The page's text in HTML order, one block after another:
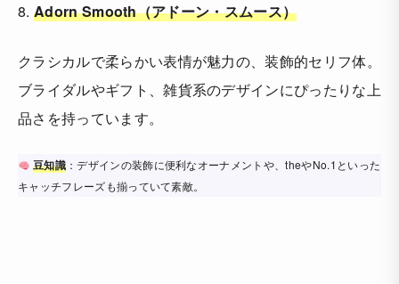
8. Adorn Smooth（アドーン・スムース）
クラシカルで柔らかい表情が魅力の、装飾的セリフ体。
ブライダルやギフト、雑貨系のデザインにぴったりな上
品さを持っています。
豆知識：デザインの装飾に便利なオーナメントや、theやNo.1といった
キャッチフレーズも揃っていて素敵。